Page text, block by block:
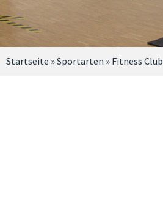
Startseite »Sportarten » Fitness Club